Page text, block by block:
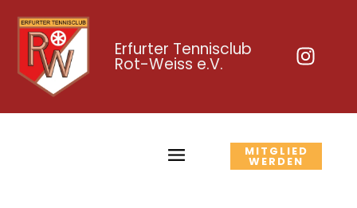
Erfurter Tennisclub
Rot-Weiss e.V.
MITGLIED
WERDEN